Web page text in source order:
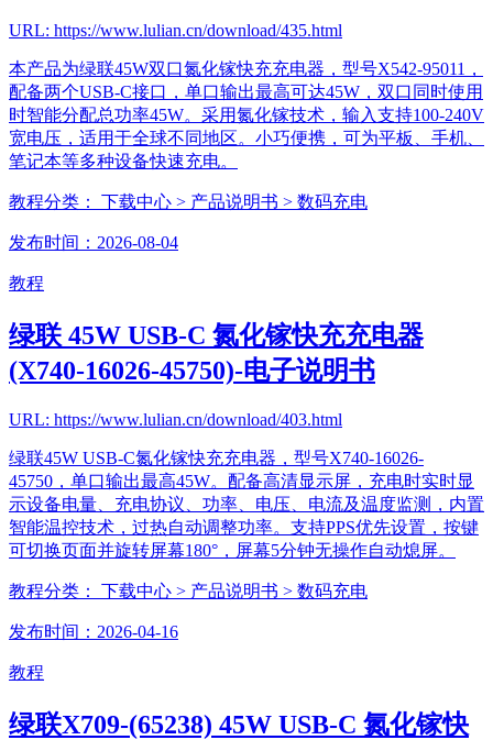
URL: https://www.lulian.cn/download/435.html
本产品为绿联45W双口氮化镓快充充电器，型号X542-95011，
配备两个USB-C接口，单口输出最高可达45W，双口同时使用
时智能分配总功率45W。采用氮化镓技术，输入支持100-240V
宽电压，适用于全球不同地区。小巧便携，可为平板、手机、
笔记本等多种设备快速充电。
教程分类： 下载中心 > 产品说明书 > 数码充电
发布时间：2026-08-04
教程
绿联 45W USB-C 氮化镓快充充电器
(X740-16026-45750)-电子说明书
URL: https://www.lulian.cn/download/403.html
绿联45W USB-C氮化镓快充充电器，型号X740-16026-
45750，单口输出最高45W。配备高清显示屏，充电时实时显
示设备电量、充电协议、功率、电压、电流及温度监测，内置
智能温控技术，过热自动调整功率。支持PPS优先设置，按键
可切换页面并旋转屏幕180°，屏幕5分钟无操作自动熄屏。
教程分类： 下载中心 > 产品说明书 > 数码充电
发布时间：2026-04-16
教程
绿联X709-(65238) 45W USB-C 氮化镓快